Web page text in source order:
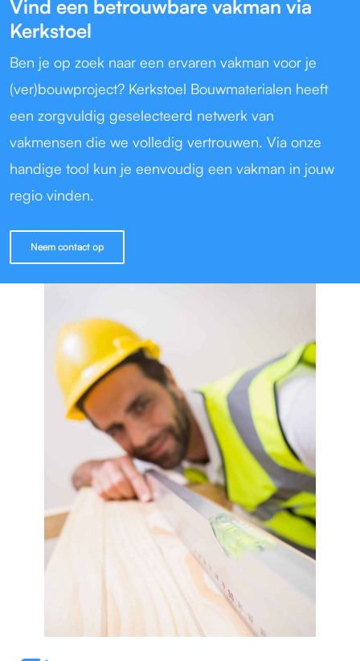
Vind een betrouwbare vakman via
Kerkstoel
Ben je op zoek naar een ervaren vakman voor je
(ver)bouwproject? Kerkstoel Bouwmaterialen heeft
een zorgvuldig geselecteerd netwerk van
vakmensen die we volledig vertrouwen. Via onze
handige tool kun je eenvoudig een vakman in jouw
regio vinden.
Neem contact op